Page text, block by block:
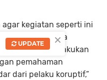
kegiatan seperti ini
Aceh secara
dapat dilakukan
pemahaman
dari pelaku koruptif,”
×
UPDATE